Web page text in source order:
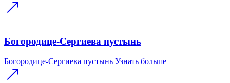
Богородице-Сергиева пустынь
Богородице-Сергиева пустынь Узнать больше